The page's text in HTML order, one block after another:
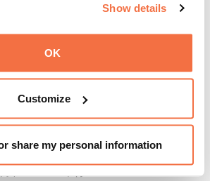
Show details
OK
Customize
share my personal information
与 "脱网 "合作
周免费街区派对 "Off the Grid 周五之